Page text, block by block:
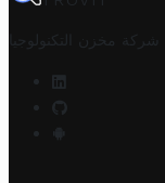
شركة مخزن التكنولوجيا